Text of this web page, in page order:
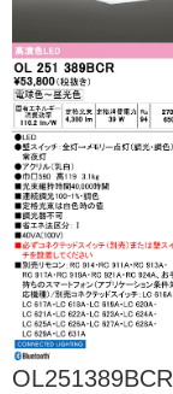
OL251389BCR